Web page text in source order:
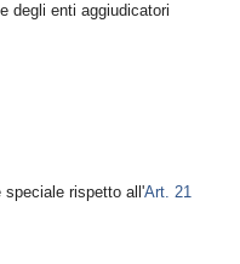
degli enti aggiudicatori
speciale rispetto all'Art. 21